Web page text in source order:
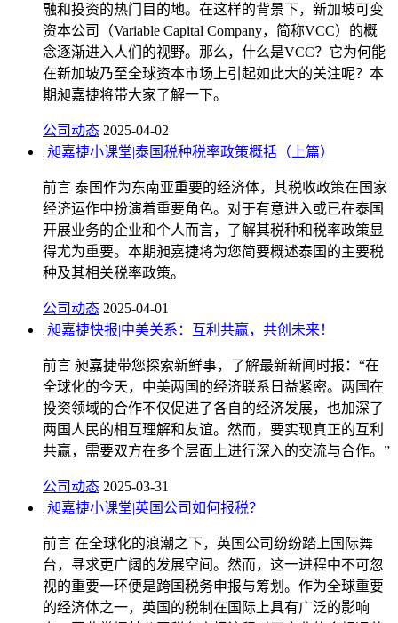
融和投资的热门目的地。在这样的背景下，新加坡可变
资本公司（Variable Capital Company，简称VCC）的概
念逐渐进入人们的视野。那么，什么是VCC？它为何能
在新加坡乃至全球资本市场上引起如此大的关注呢？本
期昶嘉捷将带大家了解一下。
公司动态 2025-04-02
昶嘉捷小课堂|泰国税种税率政策概括（上篇）
前言 泰国作为东南亚重要的经济体，其税收政策在国家
经济运作中扮演着重要角色。对于有意进入或已在泰国
开展业务的企业和个人而言，了解其税种和税率政策显
得尤为重要。本期昶嘉捷将为您简要概述泰国的主要税
种及其相关税率政策。
公司动态 2025-04-01
昶嘉捷快报|中美关系：互利共赢，共创未来！
前言 昶嘉捷带您探索新鲜事，了解最新新闻时报：“在
全球化的今天，中美两国的经济联系日益紧密。两国在
投资领域的合作不仅促进了各自的经济发展，也加深了
两国人民的相互理解和友谊。然而，要实现真正的互利
共赢，需要双方在多个层面上进行深入的交流与合作。”
公司动态 2025-03-31
昶嘉捷小课堂|英国公司如何报税？
前言 在全球化的浪潮之下，英国公司纷纷踏上国际舞
台，寻求更广阔的发展空间。然而，这一进程中不可忽
视的重要一环便是跨国税务申报与筹划。作为全球重要
的经济体之一，英国的税制在国际上具有广泛的影响